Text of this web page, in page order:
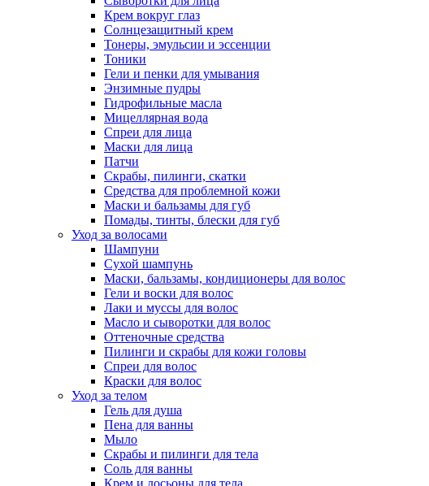
Крем вокруг глаз
Солнцезащитный крем
Тонеры, эмульсии и эссенции
Тоники
Гели и пенки для умывания
Энзимные пудры
Гидрофильные масла
Мицеллярная вода
Спреи для лица
Маски для лица
Патчи
Скрабы, пилинги, скатки
Средства для проблемной кожи
Маски и бальзамы для губ
Помады, тинты, блески для губ
Уход за волосами
Шампуни
Сухой шампунь
Маски, бальзамы, кондиционеры для волос
Гели и воски для волос
Лаки и муссы для волос
Масло и сыворотки для волос
Оттеночные средства
Пилинги и скрабы для кожи головы
Спреи для волос
Краски для волос
Уход за телом
Гель для душа
Пена для ванны
Мыло
Скрабы и пилинги для тела
Соль для ванны
Крем и лосьоны для тела